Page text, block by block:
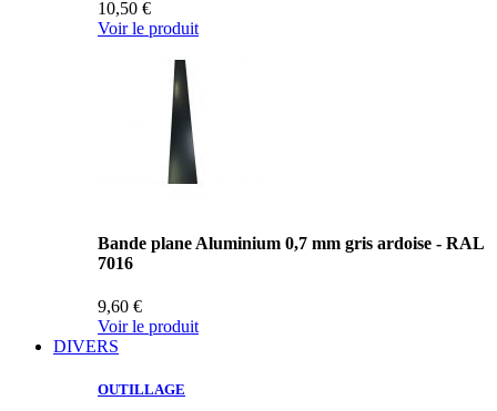
10,50 €
Voir le produit
Bande plane Aluminium 0,7 mm gris ardoise - RAL
7016
9,60 €
Voir le produit
DIVERS
OUTILLAGE